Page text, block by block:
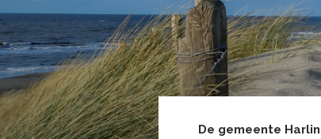
De gemeente